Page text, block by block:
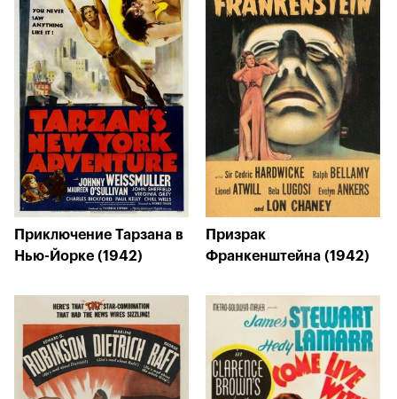
Приключение Тарзана в
Нью-Йорке (1942)
Призрак
Франкенштейна (1942)